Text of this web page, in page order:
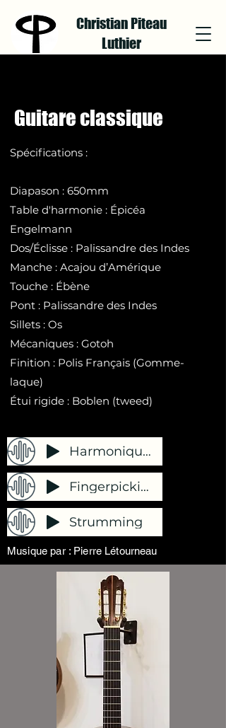
Christian Piteau
Luthier
Guitare classique
Spécifications :
Diapason : 650mm
Table d'harmonie : Épicéa
Engelmann
Dos/Éclisse : Palissandre des Indes
Manche : Acajou d’Amérique
Touche : Ébène
Pont : Palissandre des Indes
Sillets : Os
Mécaniques : Gotoh
Finition : Polis Français (Gomme-
laque)
Étui rigide : Boblen (tweed)
Harmoniques
Fingerpicking
Strumming
Musique par : Pierre Létourneau